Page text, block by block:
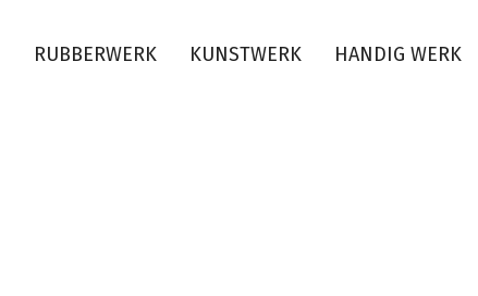
RUBBERWERK KUNSTWERK HANDIG WERK